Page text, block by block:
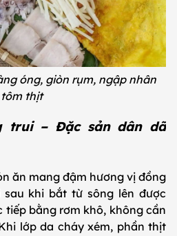
óng, giòn rụm, ngập nhân
tôm thịt
trui – Đặc sản dân dã
ăn mang đậm hương vị đồng
sau khi bắt từ sông lên được
tiếp bằng rơm khô, không cần
lớp da cháy xém, phần thịt